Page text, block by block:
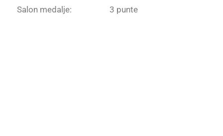
Salon medalje: 3 punte